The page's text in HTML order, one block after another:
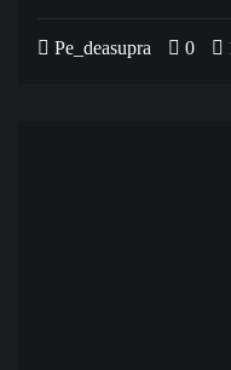
Pe_deasupra 0